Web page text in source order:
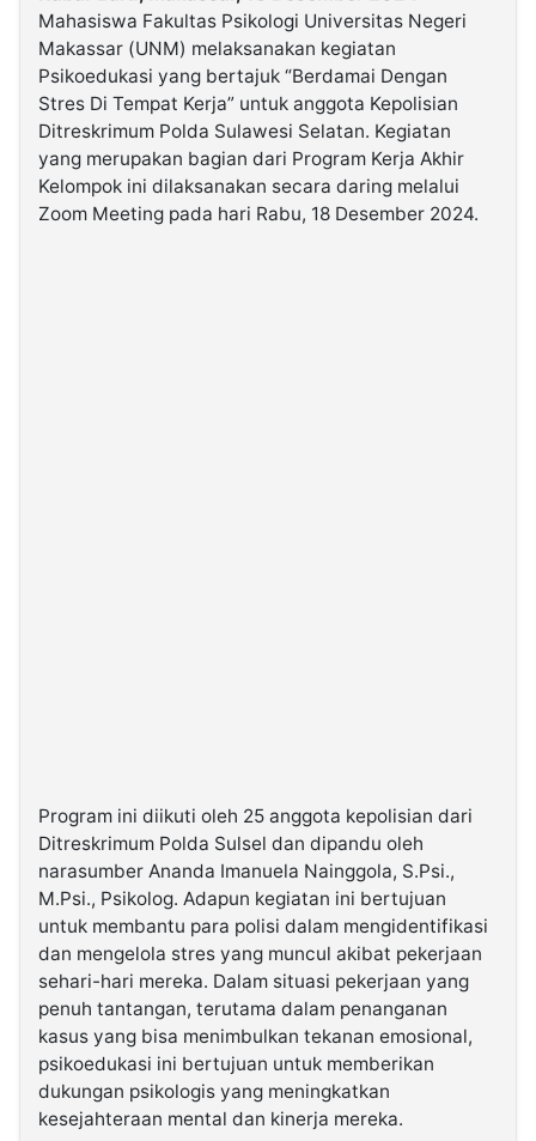
Kabarbaru.co
2026
Kabarbaru
Holding
Mahasiswa Fakultas Psikologi Universitas Negeri
Makassar (UNM) melaksanakan kegiatan
Psikoedukasi yang bertajuk “Berdamai Dengan
Stres Di Tempat Kerja” untuk anggota Kepolisian
Ditreskrimum Polda Sulawesi Selatan. Kegiatan
yang merupakan bagian dari Program Kerja Akhir
Kelompok ini dilaksanakan secara daring melalui
Zoom Meeting pada hari Rabu, 18 Desember 2024.
Program ini diikuti oleh 25 anggota kepolisian dari
Ditreskrimum Polda Sulsel dan dipandu oleh
narasumber Ananda Imanuela Nainggola, S.Psi.,
M.Psi., Psikolog. Adapun kegiatan ini bertujuan
untuk membantu para polisi dalam mengidentifikasi
dan mengelola stres yang muncul akibat pekerjaan
sehari-hari mereka. Dalam situasi pekerjaan yang
penuh tantangan, terutama dalam penanganan
kasus yang bisa menimbulkan tekanan emosional,
psikoedukasi ini bertujuan untuk memberikan
dukungan psikologis yang meningkatkan
kesejahteraan mental dan kinerja mereka.